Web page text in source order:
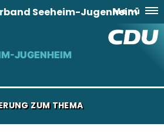
JUGENHEIM
Seeheim-Jugenheim
Menü
ZUM THEMA